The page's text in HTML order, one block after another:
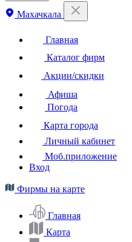
Махачкала
Главная
Каталог фирм
Акции/скидки
Афиша
Погода
Карта города
Личный кабинет
Моб.приложение
Вход
Фирмы на карте
Главная
Карта